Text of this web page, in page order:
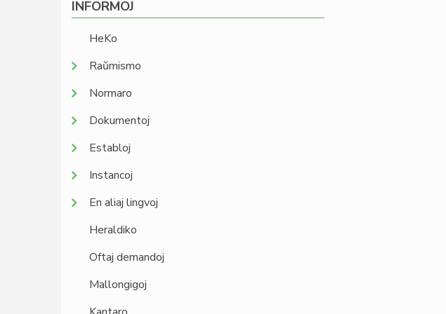
INFORMOJ
HeKo
Raŭmismo
Normaro
Dokumentoj
Establoj
Instancoj
En aliaj lingvoj
Heraldiko
Oftaj demandoj
Mallongigoj